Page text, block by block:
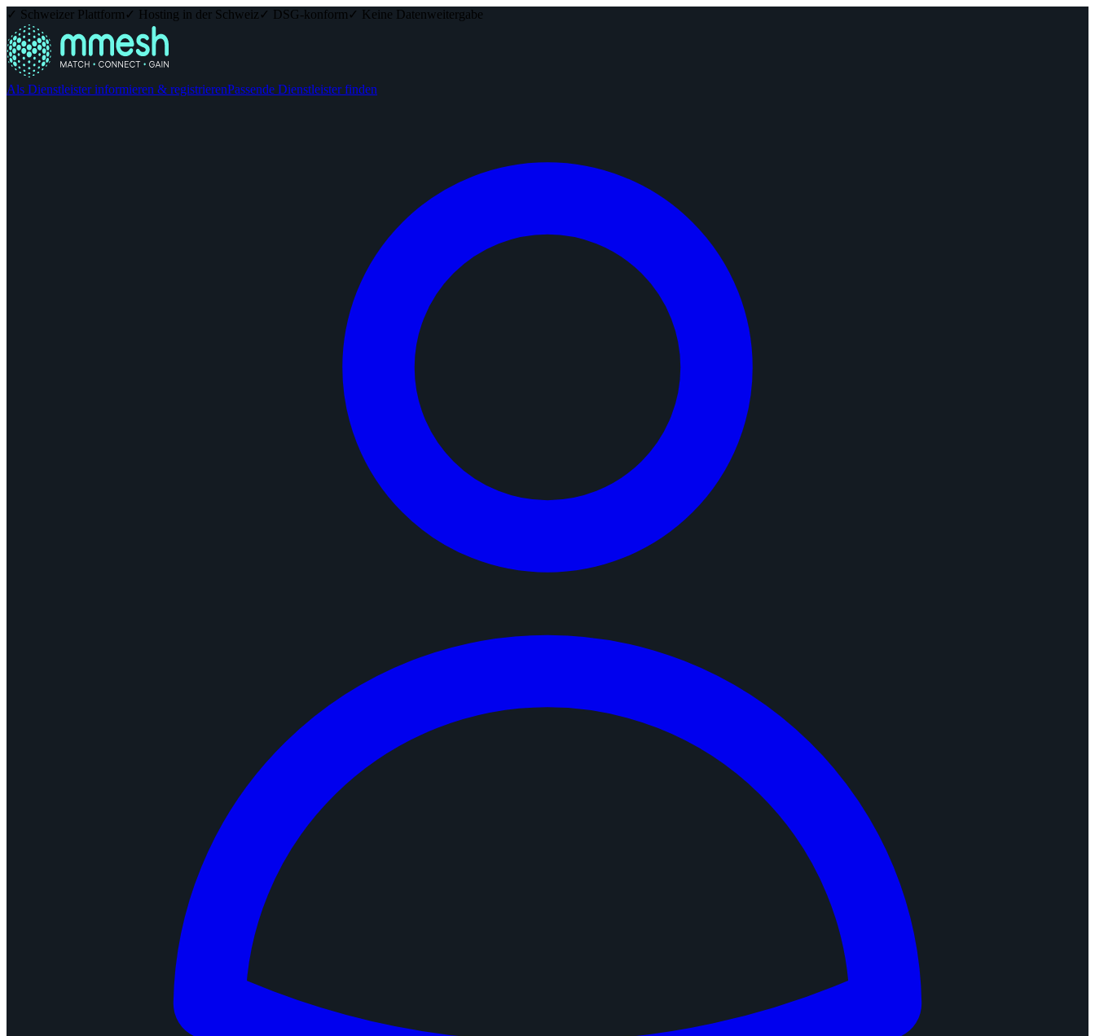
✓ Schweizer Plattform ✓ Hosting in der Schweiz ✓ DSG-konform ✓ Keine Datenweitergabe
Als Dienstleister informieren & registrierenPassende Dienstleister finden